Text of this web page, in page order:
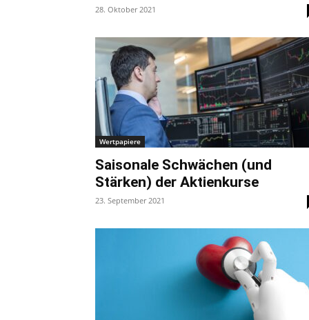
28. Oktober 2021
Wertpapiere
Saisonale Schwächen (und
Stärken) der Aktienkurse
23. September 2021